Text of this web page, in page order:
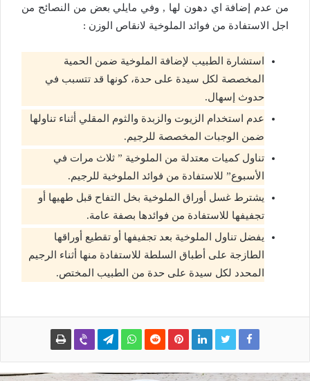
من عدم إضافة اي دهون لها , وفي مايلي بعض من النصائح من
اجل الاستفادة من فوائد الملوخية لانقاص الوزن :
استشارة الطبيب لإضافة الملوخية ضمن الحمية
المخصصة لكل سيدة على حدة، كونها قد تتسبب في
حدوث إسهال.
عدم استخدام الزيوت والزبدة والثوم المقلي أثناء تناولها
ضمن الوجبات المخصصة للرجيم.
تناول كميات معتدلة من الملوخية ” ثلاث مرات في
الأسبوع” للاستفادة من فوائد الملوخية للرجيم.
يشترط غسل أوراق الملوخية بخل التفاح قبل طهيها أو
تجفيفها للاستفادة من فوائدها بصفة عامة.
يفضل تناول الملوخية بعد تجفيفها أو تقطيع أوراقها
الطازجة على أطباق السلطة للاستفادة منها أثناء الرجيم
المحدد لكل سيدة على حدة من الطبيب المختص.